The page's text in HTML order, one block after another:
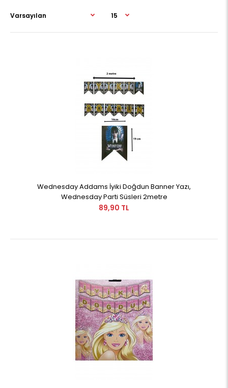
Wednesday Addams İyiki Doğdun Banner Yazı,
Wednesday Parti Süsleri 2metre
89,90 TL